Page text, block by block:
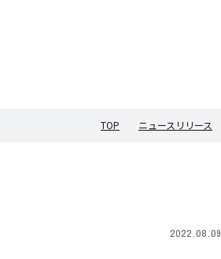
TOP ニュースリリース
2022.08.09